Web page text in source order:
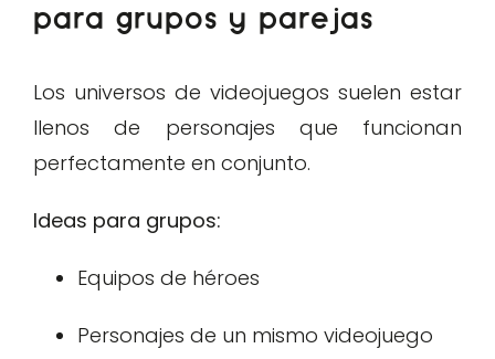
para grupos y parejas
Los universos de videojuegos suelen estar
llenos de personajes que funcionan
perfectamente en conjunto.
Ideas para grupos:
Equipos de héroes
Personajes de un mismo videojuego